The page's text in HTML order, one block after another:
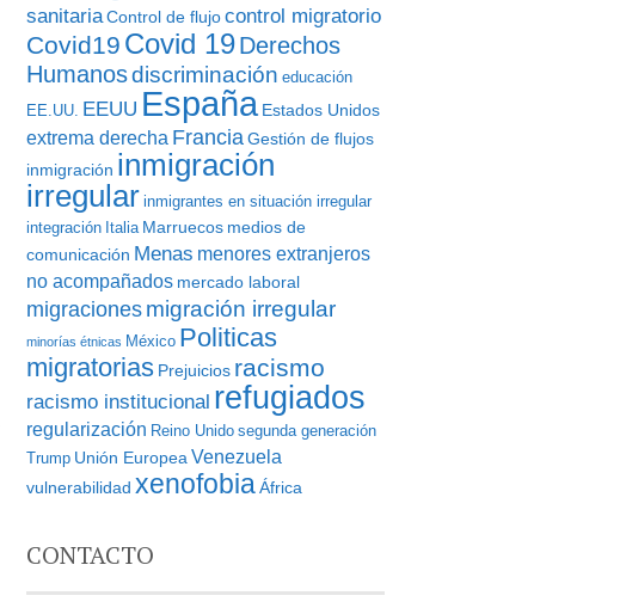
sanitariaControl de flujocontrol migratorio
Covid19 Covid 19Derechos
Humanosdiscriminación educación
EE.UU. EEUU España Estados Unidos
extrema derecha Francia Gestión de flujos
inmigración inmigración
irregular inmigrantes en situación irregular
integración Italia Marruecos medios de
comunicación Menas menores extranjeros
no acompañados mercado laboral
migracionesmigración irregular
minorías étnicas México Politicas
migratorias Prejuicios racismo
racismo institucional refugiados
regularización Reino Unido segunda generación
Trump Unión Europea Venezuela
vulnerabilidad xenofobiaÁfrica
CONTACTO